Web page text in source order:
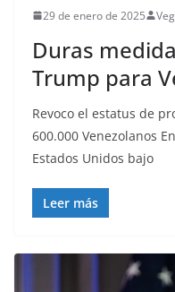
29 de enero de 2025
Duras
Trump para
Revoco el estatus de
600.000 Venezolanos
Estados Unidos bajo
Leer más